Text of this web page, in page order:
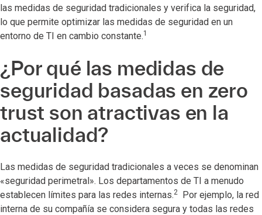
las medidas de seguridad tradicionales y verifica la seguridad,
lo que permite optimizar las medidas de seguridad en un
entorno de TI en cambio constante.1
¿Por qué las medidas de
seguridad basadas en zero
trust son atractivas en la
actualidad?
Las medidas de seguridad tradicionales a veces se denominan
«seguridad perimetral». Los departamentos de TI a menudo
establecen límites para las redes internas.2
Por ejemplo, la red
interna de su compañía se considera segura y todas las redes